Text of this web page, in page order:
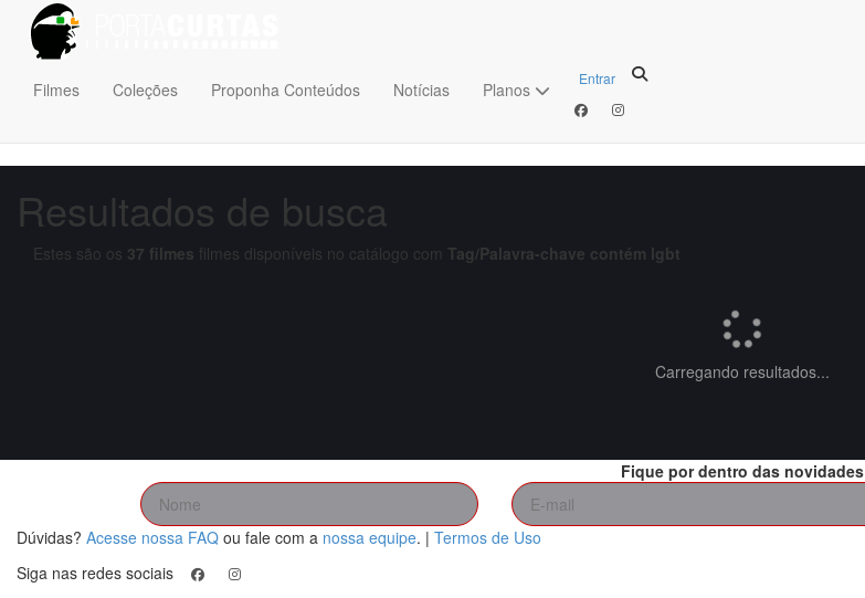
Filmes Coleções Proponha Conteúdos Notícias Planos
Entrar
Resultados de busca
Estes são os 37 filmes filmes disponíveis no catálogo com Tag/Palavra-chave contém lgbt
Carregando resultados...
Fique por dentro das novidades
Dúvidas? Acesse nossa FAQ ou fale com a nossa equipe. | Termos de Uso
Siga nas redes sociais